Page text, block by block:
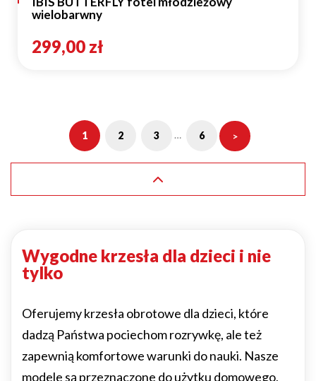
wielobarwny
299,00 zł
1 2 3 … 6
Wygodne krzesła dla dzieci i nie
tylko
Oferujemy krzesła obrotowe dla dzieci, które
dadzą Państwa pociechom rozrywkę, ale też
zapewnią komfortowe warunki do nauki. Nasze
modele są przeznaczone do użytku domowego,